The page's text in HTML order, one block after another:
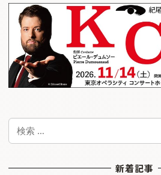
検
新着記事